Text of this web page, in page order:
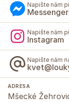
Napište nám
Messenger
Napište nám
Instagram
Napište nám
ADRESA
Mšecké